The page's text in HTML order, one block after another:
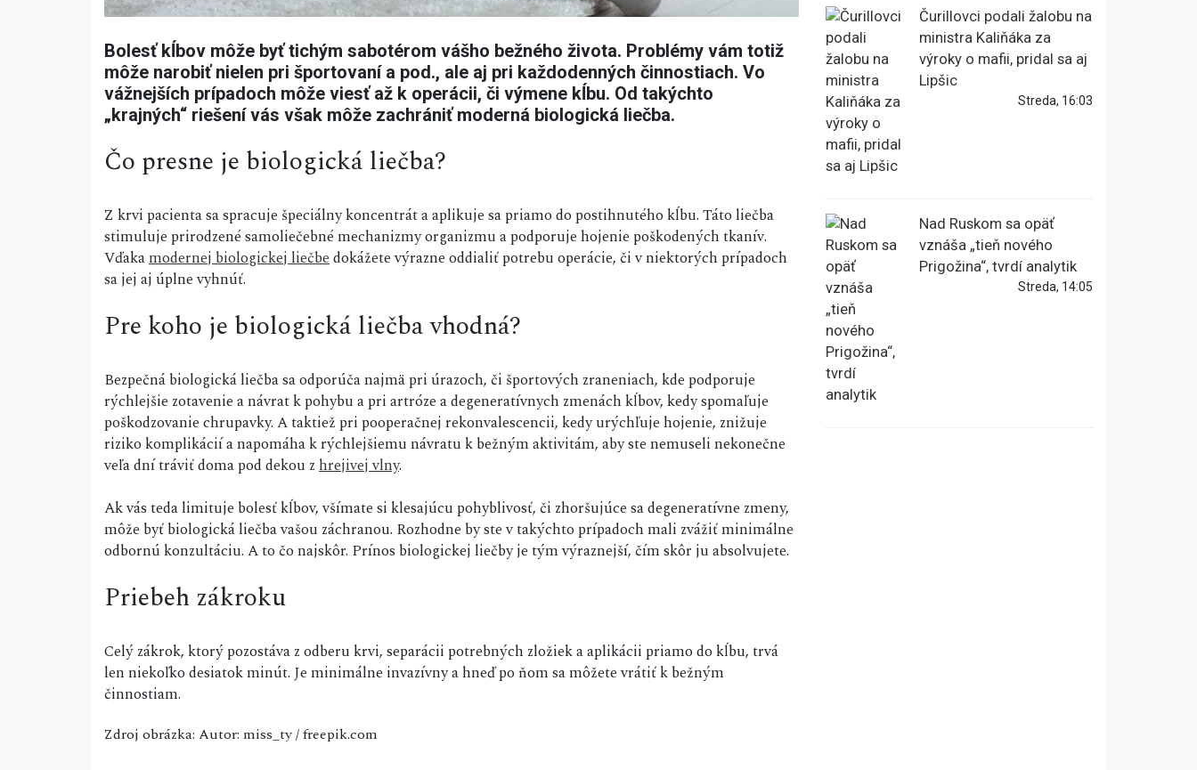
Bolesť kĺbov môže byť tichým sabotérom vášho bežného života. Problémy vám totiž
môže narobiť nielen pri športovaní a pod., ale aj pri každodenných činnostiach. Vo
vážnejších prípadoch môže viesť až k operácii, či výmene kĺbu. Od takýchto
„krajných“ riešení vás však môže zachrániť moderná biologická liečba.
Čo presne je biologická liečba?
Z krvi pacienta sa spracuje špeciálny koncentrát a aplikuje sa priamo do postihnutého kĺbu. Táto liečba
stimuluje prirodzené samoliečebné mechanizmy organizmu a podporuje hojenie poškodených tkanív.
Vďakamodernej biologickej liečbedokážete výrazne oddialiť potrebu operácie, či v niektorých prípadoch
sa jej aj úplne vyhnúť.
Pre koho je biologická liečba vhodná?
Bezpečná biologická liečba sa odporúča najmä pri úrazoch, či športových zraneniach, kde podporuje
rýchlejšie zotavenie a návrat k pohybu a pri artróze a degeneratívnych zmenách kĺbov, kedy spomaľuje
poškodzovanie chrupavky. A taktiež pri pooperačnej rekonvalescencii, kedy urýchľuje hojenie, znižuje
riziko komplikácií a napomáha k rýchlejšiemu návratu k bežným aktivitám, aby ste nemuseli nekonečne
veľa dní tráviť doma pod dekou zhrejivej vlny.
Ak vás teda limituje bolesť kĺbov, všímate si klesajúcu pohyblivosť, či zhoršujúce sa degeneratívne zmeny,
môže byť biologická liečba vašou záchranou. Rozhodne by ste v takýchto prípadoch mali zvážiť minimálne
odbornú konzultáciu. A to čo najskôr. Prínos biologickej liečby je tým výraznejší, čím skôr ju absolvujete.
Priebeh zákroku
Celý zákrok, ktorý pozostáva z odberu krvi, separácii potrebných zložiek a aplikácii priamo do kĺbu, trvá
len niekoľko desiatok minút. Je minimálne invazívny a hneď po ňom sa môžete vrátiť k bežným
činnostiam.
Zdroj obrázka: Autor: miss_ty / freepik.com
Čurillovci podali žalobu na
ministra Kaliňáka za
výroky o mafii, pridal sa aj
Lipšic
Streda, 16:03
Nad Ruskom sa opäť
vznáša „tieň nového
Prigožina“, tvrdí analytik
Streda, 14:05